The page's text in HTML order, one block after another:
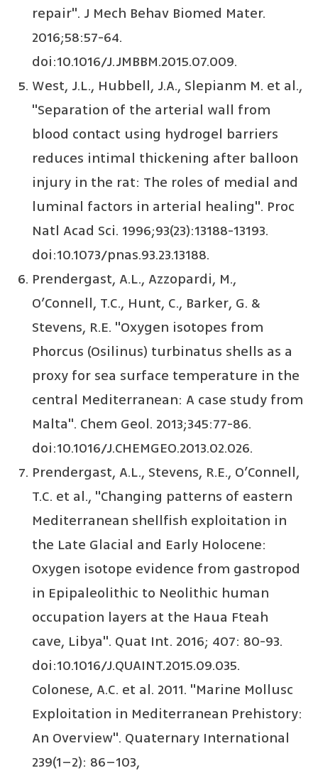
repair". J Mech Behav Biomed Mater.
2016;58:57-64.
doi:10.1016/J.JMBBM.2015.07.009.
West, J.L., Hubbell, J.A., Slepianm M. et al.,
"Separation of the arterial wall from
blood contact using hydrogel barriers
reduces intimal thickening after balloon
injury in the rat: The roles of medial and
luminal factors in arterial healing". Proc
Natl Acad Sci. 1996;93(23):13188-13193.
doi:10.1073/pnas.93.23.13188.
Prendergast, A.L., Azzopardi, M.,
O’Connell, T.C., Hunt, C., Barker, G. &
Stevens, R.E. "Oxygen isotopes from
Phorcus (Osilinus) turbinatus shells as a
proxy for sea surface temperature in the
central Mediterranean: A case study from
Malta". Chem Geol. 2013;345:77-86.
doi:10.1016/J.CHEMGEO.2013.02.026.
Prendergast, A.L., Stevens, R.E., O’Connell,
T.C. et al., "Changing patterns of eastern
Mediterranean shellfish exploitation in
the Late Glacial and Early Holocene:
Oxygen isotope evidence from gastropod
in Epipaleolithic to Neolithic human
occupation layers at the Haua Fteah
cave, Libya". Quat Int. 2016; 407: 80-93.
doi:10.1016/J.QUAINT.2015.09.035.
Colonese, A.C. et al. 2011. "Marine Mollusc
Exploitation in Mediterranean Prehistory:
An Overview". Quaternary International
239(1–2): 86–103,